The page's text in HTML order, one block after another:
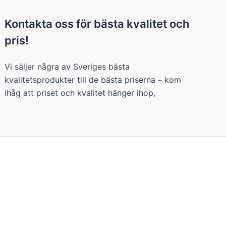
Kontakta oss för bästa kvalitet och
pris!
Vi säljer några av Sveriges bästa
kvalitetsprodukter till de bästa priserna – kom
ihåg att priset och kvalitet hänger ihop,